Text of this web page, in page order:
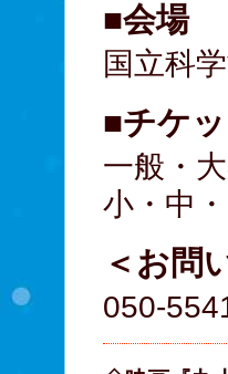
■会場
国立科
■チケッ
一般・
小・中
＜お問
050-